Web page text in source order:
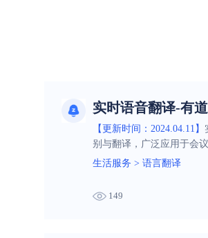
实时语音翻译-有道
【更新时间：2024.04.11】
别与翻译，广泛应用于会
生活服务 > 语言翻译
149